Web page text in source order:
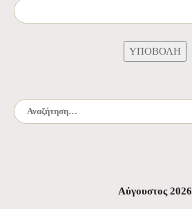
Αναζήτηση για:
Αύγουστος 2026